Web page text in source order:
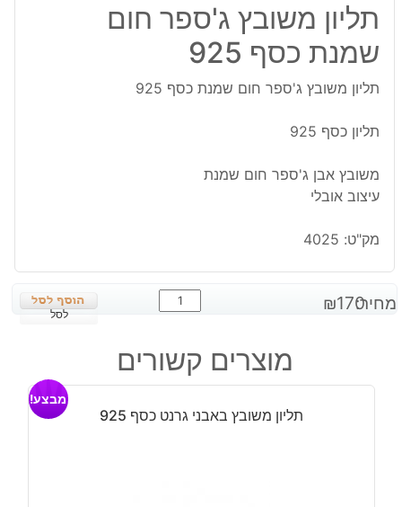
תליון משובץ ג'ספר חום
שמנת כסף 925
תליון משובץ ג'ספר חום שמנת כסף 925
תליון כסף 925
משובץ אבן ג'ספר חום שמנת
עיצוב אובלי
מק"ט: 4025
מחיר: ₪170
כמות
של
משובץ
ג'ספר
שמנת
לסל
מוצרים קשורים
תליון משובץ באבני גרנט כסף 925
מבצע!